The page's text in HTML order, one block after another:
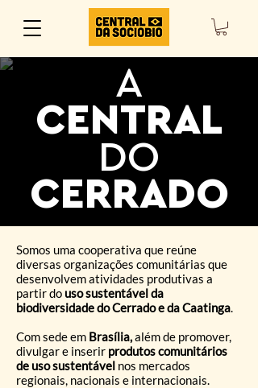
A
CENTRAL
DO
CERRADO
Somos uma cooperativa que reúne
diversas organizações comunitárias que
desenvolvem atividades produtivas a
partir do uso sustentável da
biodiversidade do Cerrado e da Caatinga.
Com sede em Brasília,além de promover,
divulgar e inserir produtos comunitários
de uso sustentável nos mercados
regionais, nacionais e internacionais.